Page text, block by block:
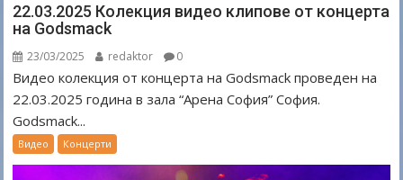
22.03.2025 Колекция видео клипове от концерта
на Godsmack
23/03/2025 redaktor 0
Видео колекция от концерта на Godsmack проведен на
22.03.2025 година в зала “Арена София” София.
Godsmack...
Видео Концерти